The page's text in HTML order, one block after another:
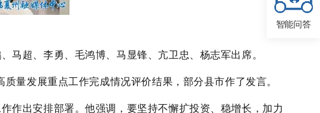
马超、李勇、毛鸿博、马显锋、亢卫忠、杨志军出席。
量发展重点工作完成情况评价结果，部分县市作了发言。
作出安排部署。他强调， 要坚持不懈扩投资、稳增长 ，加力
智能问答